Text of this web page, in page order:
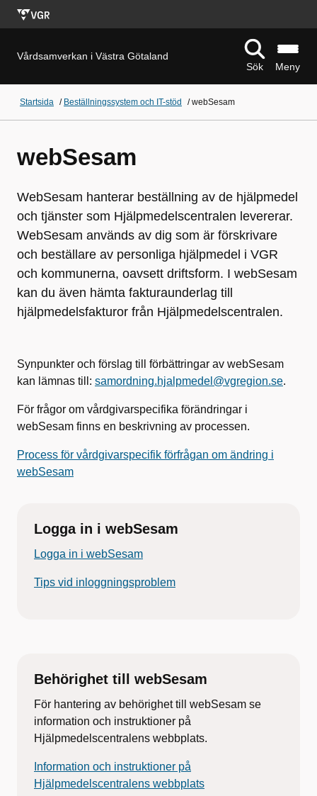
Vårdsamverkan i Västra Götaland
Sök
Meny
Startsida / Beställningssystem och IT-stöd /webSesam
webSesam
WebSesam hanterar beställning av de hjälpmedel
och tjänster som Hjälpmedelscentralen levererar.
WebSesam används av dig som är förskrivare
och beställare av personliga hjälpmedel i VGR
och kommunerna, oavsett driftsform. I webSesam
kan du även hämta fakturaunderlag till
hjälpmedelsfakturor från Hjälpmedelscentralen.
Synpunkter och förslag till förbättringar av webSesam
kan lämnas till: samordning.hjalpmedel@vgregion.se.
För frågor om vårdgivarspecifika förändringar i
webSesam finns en beskrivning av processen.
Process för vårdgivarspecifik förfrågan om ändring i
webSesam
Logga in i webSesam
Logga in i webSesam
Tips vid inloggningsproblem
Behörighet till webSesam
För hantering av behörighet till webSesam se
information och instruktioner på
Hjälpmedelscentralens webbplats.
Information och instruktioner på
Hjälpmedelscentralens webbplats